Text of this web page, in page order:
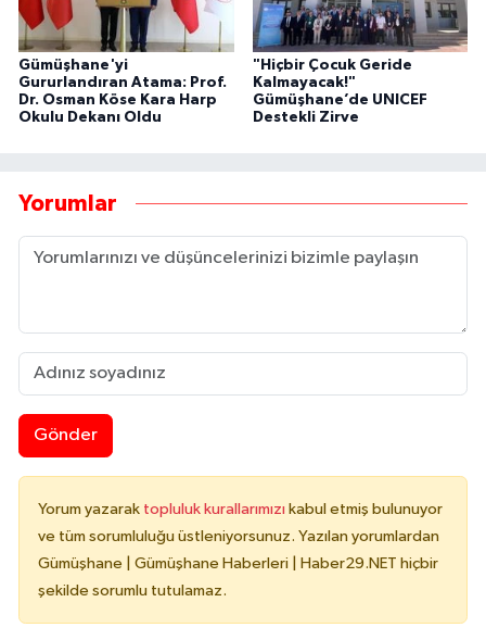
Gümüşhane'yi
Gururlandıran Atama: Prof.
Dr. Osman Köse Kara Harp
Okulu Dekanı Oldu
"Hiçbir Çocuk Geride
Kalmayacak!"
Gümüşhane’de UNICEF
Destekli Zirve
Yorumlar
Gönder
Yorum yazarak topluluk kurallarımızı kabul etmiş bulunuyor
ve tüm sorumluluğu üstleniyorsunuz. Yazılan yorumlardan
Gümüşhane | Gümüşhane Haberleri | Haber29.NET hiçbir
şekilde sorumlu tutulamaz.